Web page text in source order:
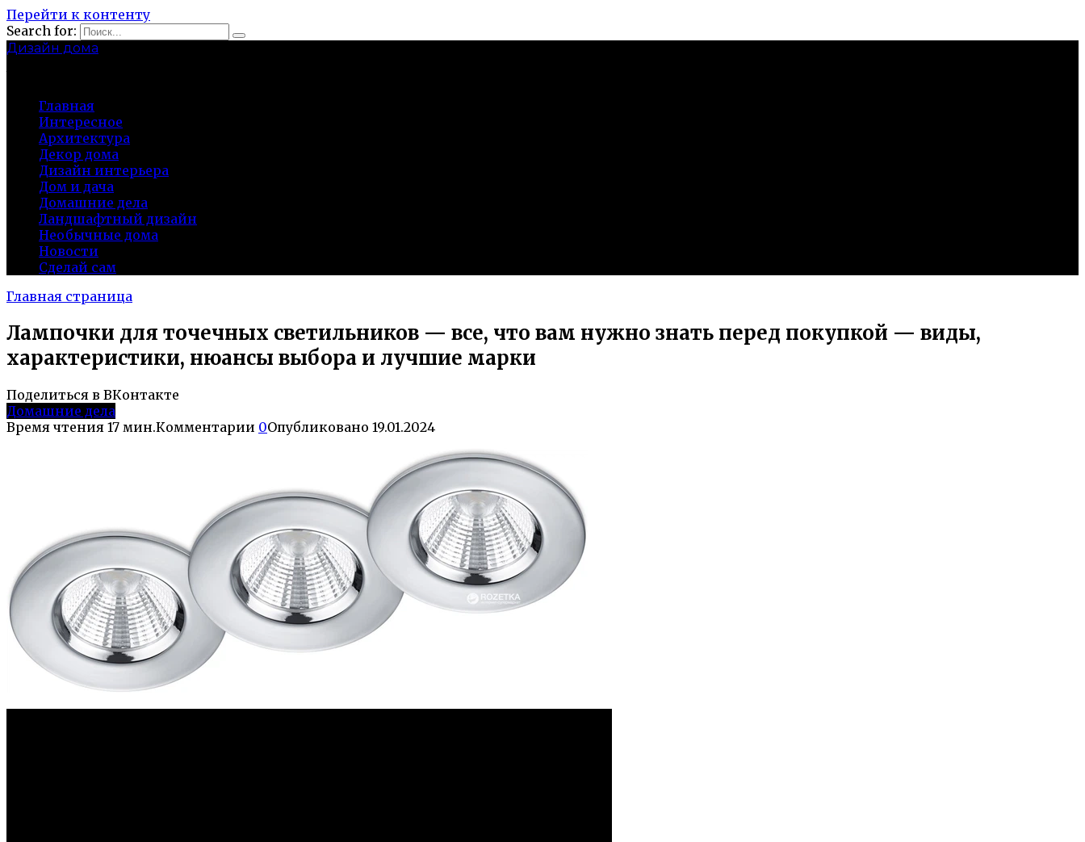
Перейти к контенту
Search for:
Дизайн дома
Главная
Интересное
Архитектура
Декор дома
Дизайн интерьера
Дом и дача
Домашние дела
Ландшафтный дизайн
Необычные дома
Новости
Сделай сам
Главная страница
Лампочки для точечных светильников — все, что вам нужно знать перед покупкой — виды,
характеристики, нюансы выбора и лучшие марки
Поделиться в ВКонтакте
Домашние дела
Время чтения 17 мин.Комментарии 0Опубликовано 19.01.2024